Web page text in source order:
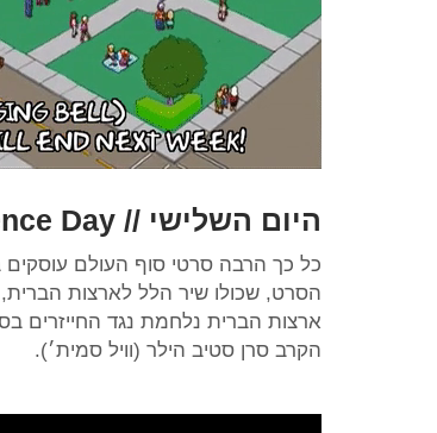
היום השלישי // Day
כל כך הרבה סרטי סוף העולם
הסרט, שכולו שיר הלל לארצות
ארצות הברית נלחמת נגד החייזרים
הקרב סרן סטיב הילר (וויל סמית׳).